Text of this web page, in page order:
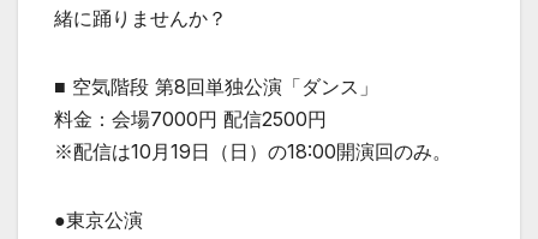
緒に踊りませんか？
■ 空気階段 第8回単独公演「ダンス」
料金：会場7000円 配信2500円
※配信は10月19日（日）の18:00開演回のみ。
●東京公演